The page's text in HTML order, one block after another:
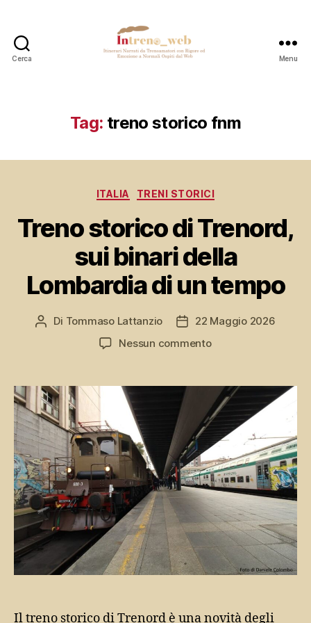
Cerca Menu
Tag: treno storico fnm
Categorie
ITALIA TRENI STORICI
Treno storico di Trenord,
sui binari della
Lombardia di un tempo
Autore
Di Tommaso Lattanzio
Data
dell'articolo
22 Maggio 2026
Nessun commentosu
di
Trenord,
sui
binari
della
Lombardia
di
un
tempo
Il treno storico di Trenord è una novità degli